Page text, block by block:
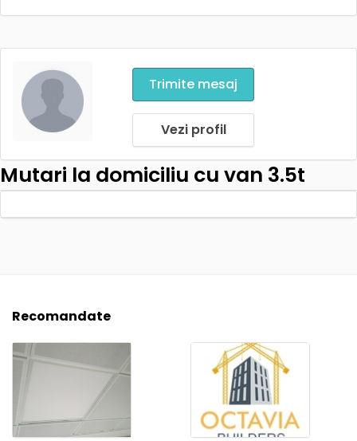
Trimite mesaj
Vezi profil
Mutari la domiciliu cu van 3.5t
Recomandate